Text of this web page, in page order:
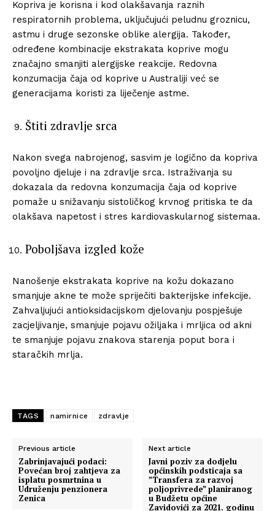
Kopriva je korisna i kod olakšavanja raznih
respiratornih problema, uključujući peludnu groznicu,
astmu i druge sezonske oblike alergija. Također,
određene kombinacije ekstrakata koprive mogu
značajno smanjiti alergijske reakcije. Redovna
konzumacija čaja od koprive u Australiji već se
generacijama koristi za liječenje astme.
Štiti zdravlje srca
Nakon svega nabrojenog, sasvim je logično da kopriva
povoljno djeluje i na zdravlje srca. Istraživanja su
dokazala da redovna konzumacija čaja od koprive
pomaže u snižavanju sistoličkog krvnog pritiska te da
olakšava napetost i stres kardiovaskularnog sistemaa.
Poboljšava izgled kože
Nanošenje ekstrakata koprive na kožu dokazano
smanjuje akne te može spriječiti bakterijske infekcije.
Zahvaljujući antioksidacijskom djelovanju pospješuje
zacjeljivanje, smanjuje pojavu ožiljaka i mrljica od akni
te smanjuje pojavu znakova starenja poput bora i
staračkih mrlja.
TAGS namirnice zdravlje
Previous article
Zabrinjavajući podaci:
Povećan broj zahtjeva za
isplatu posmrtnina u
Udruženju penzionera
Zenica
Next article
Javni poziv za dodjelu
općinskih podsticaja sa
”Transfera za razvoj
poljoprivrede” planiranog
u Budžetu općine
Zavidovići za 2021. godinu